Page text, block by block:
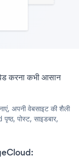
करना कभी आसान
अपनी वेबसाइट की शैली
पोस्ट, साइडबार,